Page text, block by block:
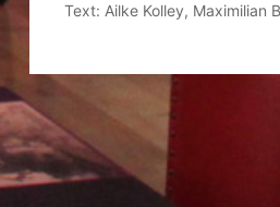
Text: Ailke Kolley, Maximilian